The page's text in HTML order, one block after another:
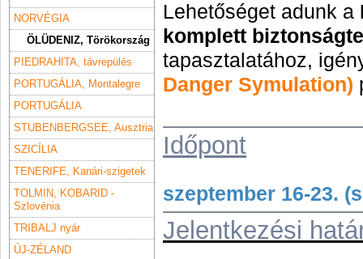
NORVÉGIA
ÖLÜDENIZ, Törökország
PIEDRAHITA, távrepülés
PORTUGÁLIA, Montalegre
PORTUGÁLIA
STUBENBERGSEE, Ausztria
SZICÍLIA
TENERIFE, Kanári-szigetek
TOLMIN, KOBARID -
Szlovénia
TRIBALJ nyár
ÚJ-ZÉLAND
Lehetőséget adunk a
komplett
tapasztalatához,
Danger Symulation)
Időpont
szeptember 16-23.
Jelentkezési